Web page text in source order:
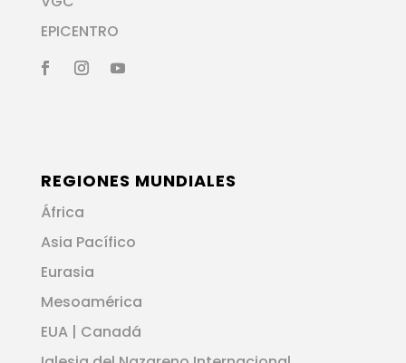
EPICENTRO
REGIONES MUNDIALES
África
Asia Pacífico
Eurasia
Mesoamérica
EUA | Canadá